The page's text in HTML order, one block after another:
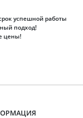
успешной работы
подход!
цены!